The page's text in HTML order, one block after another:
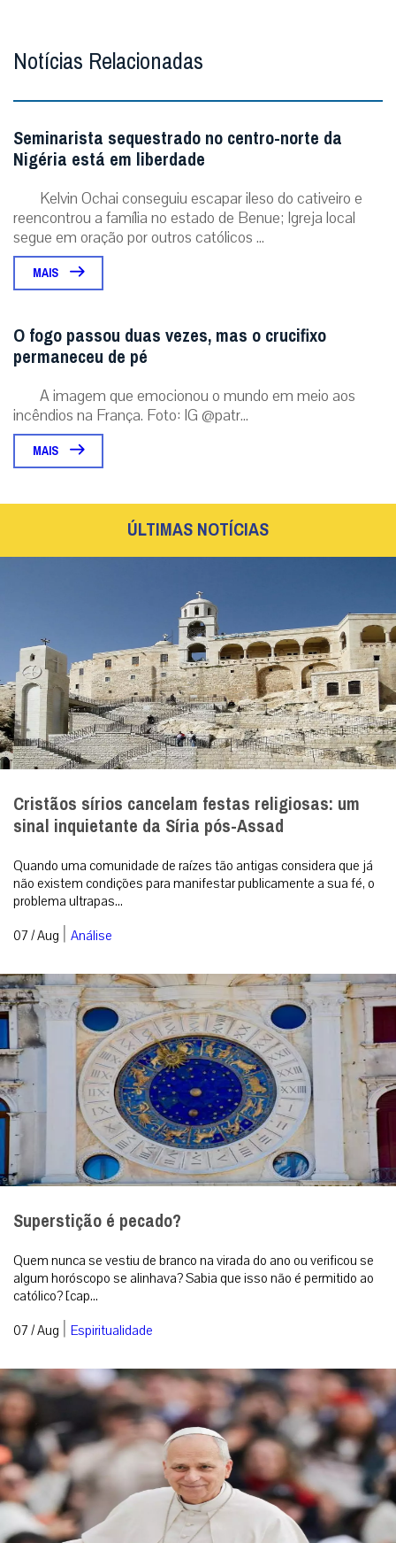
Notícias Relacionadas
Seminarista sequestrado no centro-norte da
Nigéria está em liberdade
Kelvin Ochai conseguiu escapar ileso do cativeiro e
reencontrou a família no estado de Benue; Igreja local
segue em oração por outros católicos ...
MAIS
O fogo passou duas vezes, mas o crucifixo
permaneceu de pé
A imagem que emocionou o mundo em meio aos
incêndios na França. Foto: IG @patr...
MAIS
ÚLTIMAS NOTÍCIAS
Cristãos sírios cancelam festas religiosas: um
sinal inquietante da Síria pós-Assad
Quando uma comunidade de raízes tão antigas considera que já
não existem condições para manifestar publicamente a sua fé, o
problema ultrapas...
07 / Aug | Análise
Superstição é pecado?
Quem nunca se vestiu de branco na virada do ano ou verificou se
algum horóscopo se alinhava? Sabia que isso não é permitido ao
católico? [cap...
07 / Aug | Espiritualidade